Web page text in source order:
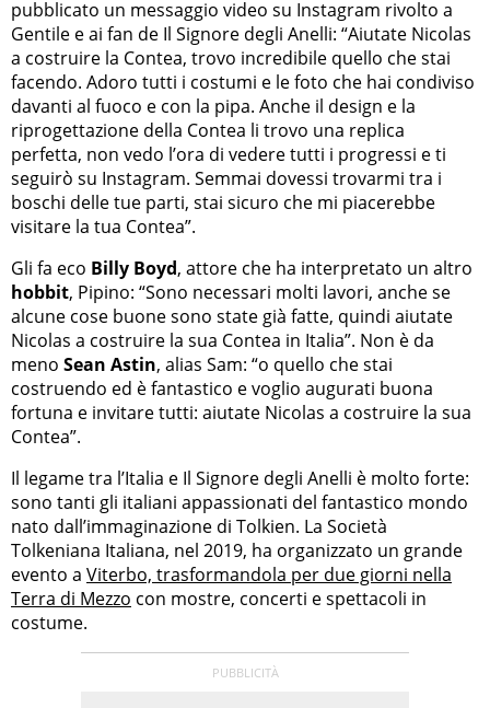
pubblicato un messaggio video su Instagram rivolto a
Gentile e ai fan de Il Signore degli Anelli: “Aiutate Nicolas
a costruire la Contea, trovo incredibile quello che stai
facendo. Adoro tutti i costumi e le foto che hai condiviso
davanti al fuoco e con la pipa. Anche il design e la
riprogettazione della Contea li trovo una replica
perfetta, non vedo l’ora di vedere tutti i progressi e ti
seguirò su Instagram. Semmai dovessi trovarmi tra i
boschi delle tue parti, stai sicuro che mi piacerebbe
visitare la tua Contea”.
Gli fa eco Billy Boyd, attore che ha interpretato un altro
hobbit, Pipino: “Sono necessari molti lavori, anche se
alcune cose buone sono state già fatte, quindi aiutate
Nicolas a costruire la sua Contea in Italia”. Non è da
meno Sean Astin, alias Sam: “o quello che stai
costruendo ed è fantastico e voglio augurati buona
fortuna e invitare tutti: aiutate Nicolas a costruire la sua
Contea”.
Il legame tra l’Italia e Il Signore degli Anelli è molto forte:
sono tanti gli italiani appassionati del fantastico mondo
nato dall’immaginazione di Tolkien. La Società
Tolkeniana Italiana, nel 2019, ha organizzato un grande
evento a Viterbo, trasformandola per due giorni nella
Terra di Mezzo con mostre, concerti e spettacoli in
costume.